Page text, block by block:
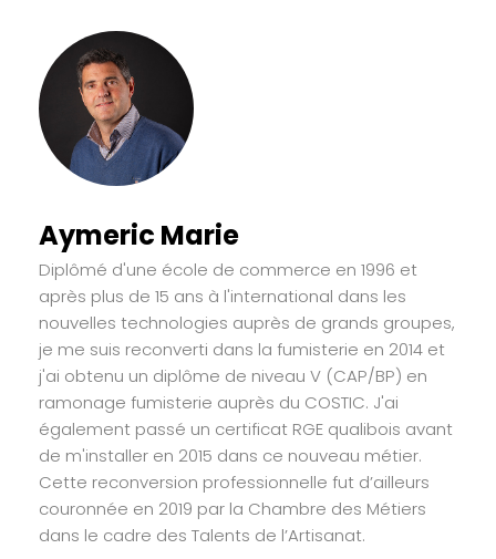
Aymeric Marie
Diplômé d'une école de commerce en 1996 et
après plus de 15 ans à l'international dans les
nouvelles technologies auprès de grands groupes,
je me suis reconverti dans la fumisterie en 2014 et
j'ai obtenu un diplôme de niveau V (CAP/BP) en
ramonage fumisterie auprès du COSTIC. J'ai
également passé un certificat RGE qualibois avant
de m'installer en 2015 dans ce nouveau métier.
Cette reconversion professionnelle fut d’ailleurs
couronnée en 2019 par la Chambre des Métiers
dans le cadre des Talents de l’Artisanat.